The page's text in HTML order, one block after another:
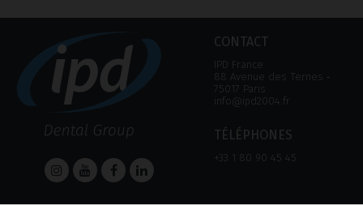
CONTACT
IPD France
88 Avenue des Ternes ‑
75017 Paris
info@ipd2004.fr
TÉLÉPHONES
+33 1 80 90 45 45